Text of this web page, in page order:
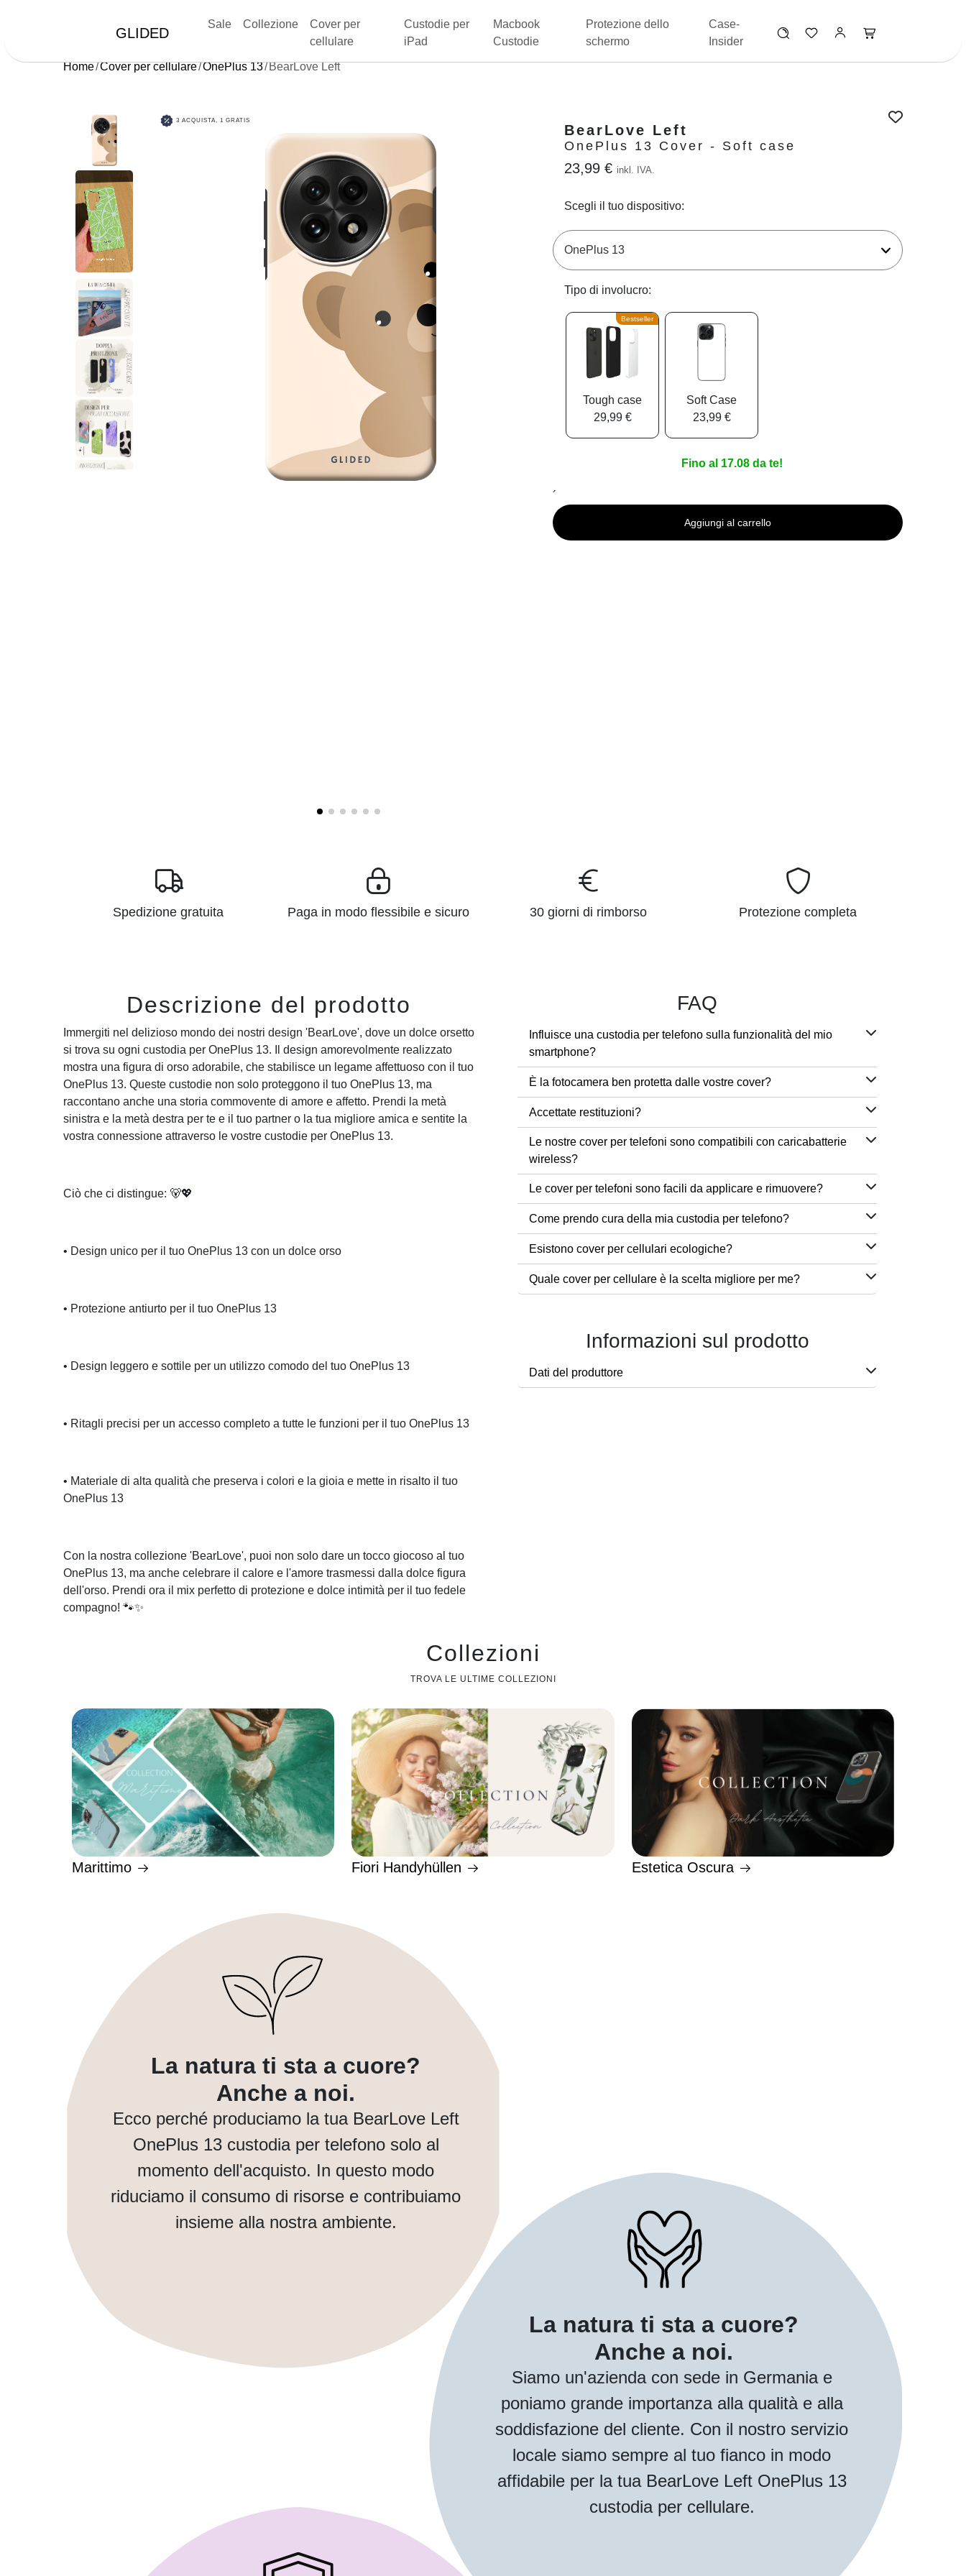
GLIDED
Sale Collezione
Cover per
cellulare
Custodie per
iPad
Macbook
Custodie
Protezione dello
schermo
Case-
Insider
Home Cover per cellulare OnePlus 13 BearLove Left
3 ACQUISTA, 1 GRATIS
BearLove Left
OnePlus 13 Cover - Soft case
23,99 € inkl. IVA.
Scegli il tuo dispositivo:
Tipo di involucro:
Bestseller
Tough case
29,99 €
Soft Case
23,99 €
Fino al 17.08 da te!
´
Aggiungi al carrello
Spedizione gratuita Paga in modo flessibile e sicuro 30 giorni di rimborso Protezione completa
Descrizione del prodotto
Immergiti nel delizioso mondo dei nostri design 'BearLove', dove un dolce orsetto
si trova su ogni custodia per OnePlus 13. Il design amorevolmente realizzato
mostra una figura di orso adorabile, che stabilisce un legame affettuoso con il tuo
OnePlus 13. Queste custodie non solo proteggono il tuo OnePlus 13, ma
raccontano anche una storia commovente di amore e affetto. Prendi la metà
sinistra e la metà destra per te e il tuo partner o la tua migliore amica e sentite la
vostra connessione attraverso le vostre custodie per OnePlus 13.
Ciò che ci distingue: 🐻💖
• Design unico per il tuo OnePlus 13 con un dolce orso
• Protezione antiurto per il tuo OnePlus 13
• Design leggero e sottile per un utilizzo comodo del tuo OnePlus 13
• Ritagli precisi per un accesso completo a tutte le funzioni per il tuo OnePlus 13
• Materiale di alta qualità che preserva i colori e la gioia e mette in risalto il tuo
OnePlus 13
Con la nostra collezione 'BearLove', puoi non solo dare un tocco giocoso al tuo
OnePlus 13, ma anche celebrare il calore e l'amore trasmessi dalla dolce figura
dell'orso. Prendi ora il mix perfetto di protezione e dolce intimità per il tuo fedele
compagno! 🐾✨
FAQ
Influisce una custodia per telefono sulla funzionalità del mio
smartphone?
È la fotocamera ben protetta dalle vostre cover?
Accettate restituzioni?
Le nostre cover per telefoni sono compatibili con caricabatterie
wireless?
Le cover per telefoni sono facili da applicare e rimuovere?
Come prendo cura della mia custodia per telefono?
Esistono cover per cellulari ecologiche?
Quale cover per cellulare è la scelta migliore per me?
Informazioni sul prodotto
Dati del produttore
Collezioni
TROVA LE ULTIME COLLEZIONI
Marittimo Fiori Handyhüllen Estetica Oscura
La natura ti sta a cuore?
Anche a noi.
Ecco perché produciamo la tua BearLove Left
OnePlus 13 custodia per telefono solo al
momento dell'acquisto. In questo modo
riduciamo il consumo di risorse e contribuiamo
insieme alla nostra ambiente.
La natura ti sta a cuore?
Anche a noi.
Siamo un'azienda con sede in Germania e
poniamo grande importanza alla qualità e alla
soddisfazione del cliente. Con il nostro servizio
locale siamo sempre al tuo fianco in modo
affidabile per la tua BearLove Left OnePlus 13
custodia per cellulare.